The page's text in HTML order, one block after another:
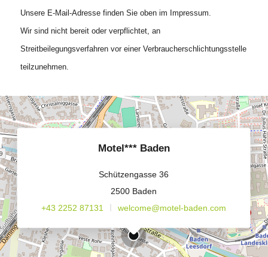
Unsere E-Mail-Adresse finden Sie oben im Impressum.
Wir sind nicht bereit oder verpflichtet, an
Streitbeilegungsverfahren vor einer Verbraucherschlichtungsstelle
teilzunehmen.
Motel*** Baden
Schützengasse 36
2500 Baden
+43 2252 87131
welcome@motel-baden.com